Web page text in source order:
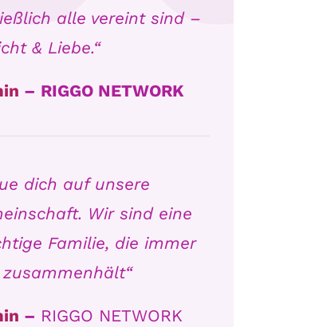
alle vereint sind –
& Liebe.“
– RIGGO NETWORK
dich auf unsere
Wir sind eine
Familie, die immer
– RIGGO NETWORK